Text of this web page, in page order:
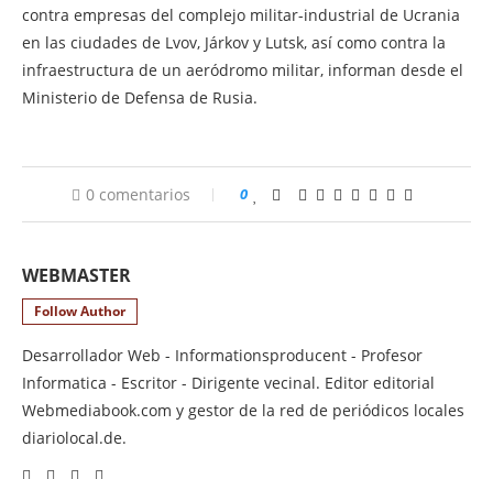
contra empresas del complejo militar-industrial de Ucrania
en las ciudades de Lvov, Járkov y Lutsk, así como contra la
infraestructura de un aeródromo militar, informan desde el
Ministerio de Defensa de Rusia.
0 comentarios 0
WEBMASTER
Follow Author
Desarrollador Web - Informationsproducent - Profesor
Informatica - Escritor - Dirigente vecinal. Editor editorial
Webmediabook.com y gestor de la red de periódicos locales
diariolocal.de.